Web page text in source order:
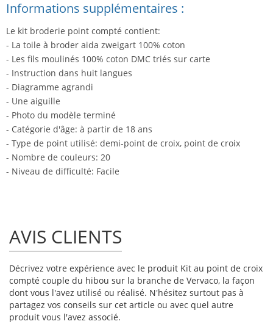
Informations supplémentaires :
Le kit broderie point compté contient:
- La toile à broder aida zweigart 100% coton
- Les fils moulinés 100% coton DMC triés sur carte
- Instruction dans huit langues
- Diagramme agrandi
- Une aiguille
- Photo du modèle terminé
- Catégorie d'âge: à partir de 18 ans
- Type de point utilisé: demi-point de croix, point de croix
- Nombre de couleurs: 20
- Niveau de difficulté: Facile
AVIS CLIENTS
Décrivez votre expérience avec le produit Kit au point de croix
compté couple du hibou sur la branche de Vervaco, la façon
dont vous l'avez utilisé ou réalisé. N'hésitez surtout pas à
partagez vos conseils sur cet article ou avec quel autre
produit vous l'avez associé.